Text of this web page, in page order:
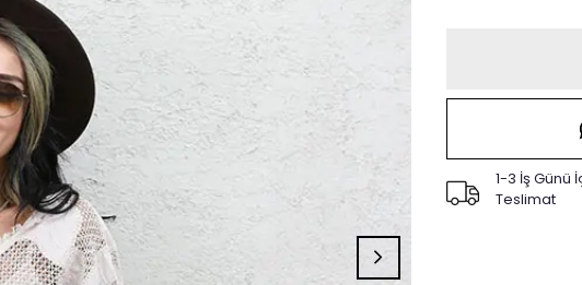
1-3 İş Günü
Teslimat